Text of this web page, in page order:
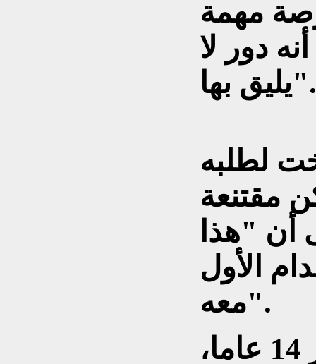
مهمة
دور لا
بها".
لطلبه
مقتنعة
أن "هذا
الأول
معه".
وأضافت"حين كنت بعمر 14 عاما،